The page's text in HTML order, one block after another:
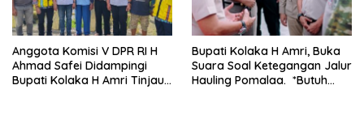
Anggota Komisi V DPR RI H
Ahmad Safei Didampingi
Bupati Kolaka H Amri Tinjau
Bupati Kolaka H Amri, Buka
Suara Soal Ketegangan Jalur
Hauling Pomalaa. *Butuh